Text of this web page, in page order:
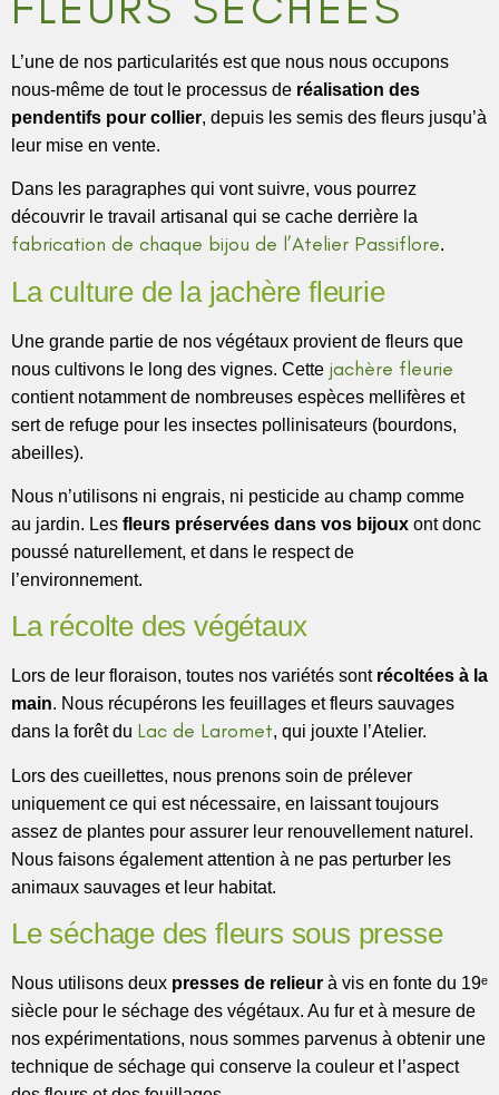
L’une de nos particularités est que nous nous occupons
nous-même de tout le processus de réalisation des
pendentifs pour collier, depuis les semis des fleurs jusqu’à
leur mise en vente.
Dans les paragraphes qui vont suivre, vous pourrez
découvrir le travail artisanal qui se cache derrière la
fabrication de chaque bijou de l’Atelier Passiflore.
La culture de la jachère fleurie
Une grande partie de nos végétaux provient de fleurs que
nous cultivons le long des vignes. Cette jachère fleurie
contient notamment de nombreuses espèces mellifères et
sert de refuge pour les insectes pollinisateurs (bourdons,
abeilles).
Nous n’utilisons ni engrais, ni pesticide au champ comme
au jardin. Les fleurs préservées dans vos bijoux ont donc
poussé naturellement, et dans le respect de
l’environnement.
La récolte des végétaux
Lors de leur floraison, toutes nos variétés sont récoltées à la
main. Nous récupérons les feuillages et fleurs sauvages
dans la forêt du Lac de Laromet, qui jouxte l’Atelier.
Lors des cueillettes, nous prenons soin de prélever
uniquement ce qui est nécessaire, en laissant toujours
assez de plantes pour assurer leur renouvellement naturel.
Nous faisons également attention à ne pas perturber les
animaux sauvages et leur habitat.
Le séchage des fleurs sous presse
Nous utilisons deux presses de relieur à vis en fonte du 19ᵉ
siècle pour le séchage des végétaux. Au fur et à mesure de
nos expérimentations, nous sommes parvenus à obtenir une
technique de séchage qui conserve la couleur et l’aspect